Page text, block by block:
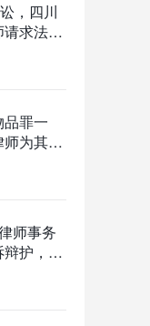
，四川
求法院
罪一
为其辩
没收已
师事务
护，获